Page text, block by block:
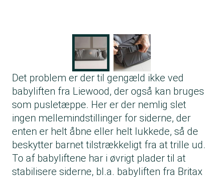
Det problem er der til gengæld ikke ved
babyliften fra Liewood, der også kan bruges
som pusletæppe. Her er der nemlig slet
ingen mellemindstillinger for siderne, der
enten er helt åbne eller helt lukkede, så de
beskytter barnet tilstrækkeligt fra at trille ud.
To af babyliftene har i øvrigt plader til at
stabilisere siderne, bl.a. babyliften fra Britax